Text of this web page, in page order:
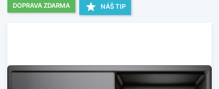
DOPRAVA ZDARMA star NÁŠ TIP